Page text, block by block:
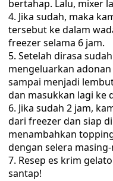
bertahap. Lalu, mixer
Jika sudah, maka
tersebut ke dalam
freezer selama 6 jam.
Setelah dirasa
mengeluarkan
sampai menjadi
dan masukkan lagi ke
Jika sudah 2 jam,
dari freezer dan siap
menambahkan
dengan selera
Resep es krim
santap!